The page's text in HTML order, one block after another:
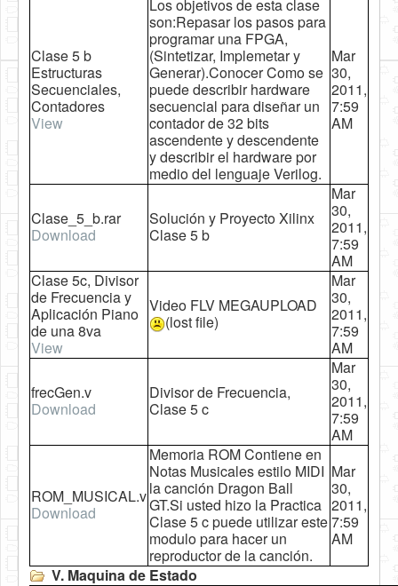
Clase 5 b
Estructuras
Secuenciales,
Contadores
View
Los objetivos de esta clase
son:Repasar los pasos para
programar una FPGA,
(Sintetizar, Implemetar y
Generar).Conocer Como se
puede describir hardware
secuencial para diseñar un
contador de 32 bits
ascendente y descendente
y describir el hardware por
medio del lenguaje Verilog.
Mar
30,
2011,
7:59
AM
Clase_5_b.rar
Download
Solución y Proyecto Xilinx
Clase 5 b
Mar
30,
2011,
7:59
AM
Clase 5c, Divisor
de Frecuencia y
Aplicación Piano
de una 8va
View
Video FLV MEGAUPLOAD
(lost file)
Mar
30,
2011,
7:59
AM
frecGen.v
Download
Divisor de Frecuencia,
Clase 5 c
Mar
30,
2011,
7:59
AM
ROM_MUSICAL.v
Download
Memoria ROM Contiene en
Notas Musicales estilo MIDI
la canción Dragon Ball
GT.Si usted hizo la Practica
Clase 5 c puede utilizar este
modulo para hacer un
reproductor de la canción.
Mar
30,
2011,
7:59
AM
V. Maquina de Estado